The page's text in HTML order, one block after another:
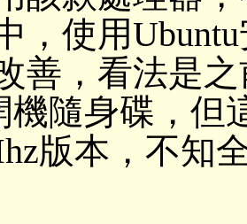
，使用
善，看法是
機隨身碟，但
版本，不知